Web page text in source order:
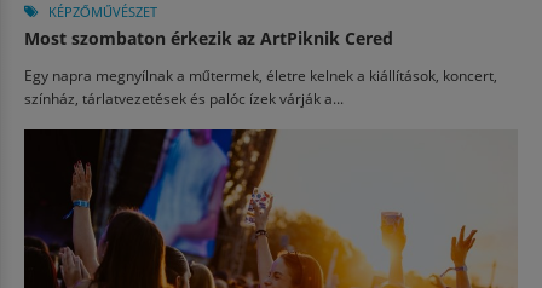
KÉPZŐMŰVÉSZET
Most szombaton érkezik az ArtPiknik Cered
Egy napra megnyílnak a műtermek, életre kelnek a kiállítások, koncert,
színház, tárlatvezetések és palóc ízek várják a...